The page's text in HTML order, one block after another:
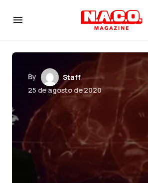
By
Staff
25 de agosto de 2020